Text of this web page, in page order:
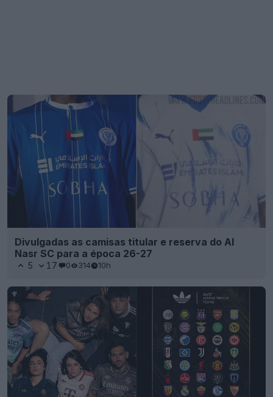
Divulgadas as camisas titular e reserva do Al
Nasr SC para a época 26-27
5 17 0 314 10h